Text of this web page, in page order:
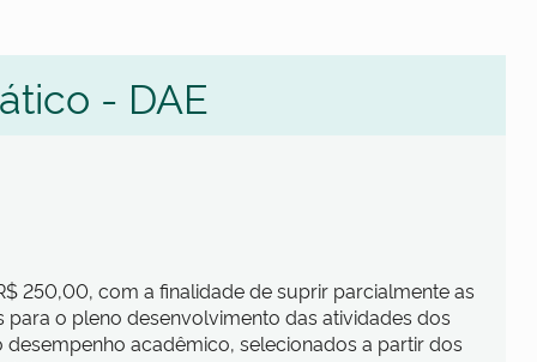
- DAE
250,00, com a finalidade de suprir parcialmente as
o pleno desenvolvimento das atividades dos
acadêmico, selecionados a partir dos